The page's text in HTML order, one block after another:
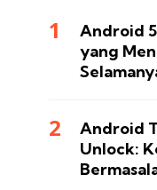
Android
yang
Android
Unlock: